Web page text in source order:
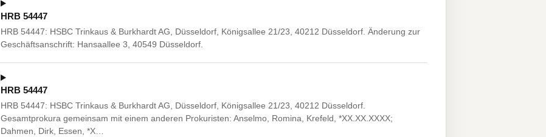
HRB 54447
HRB 54447: HSBC Trinkaus & Burkhardt AG, Düsseldorf, Königsallee 21/23, 40212 Düsseldorf. Änderung zur
Geschäftsanschrift: Hansaallee 3, 40549 Düsseldorf.
HRB 54447
HRB 54447: HSBC Trinkaus & Burkhardt AG, Düsseldorf, Königsallee 21/23, 40212 Düsseldorf.
Gesamtprokura gemeinsam mit einem anderen Prokuristen: Anselmo, Romina, Krefeld, *XX.XX.XXXX;
Dahmen, Dirk, Essen, *X…